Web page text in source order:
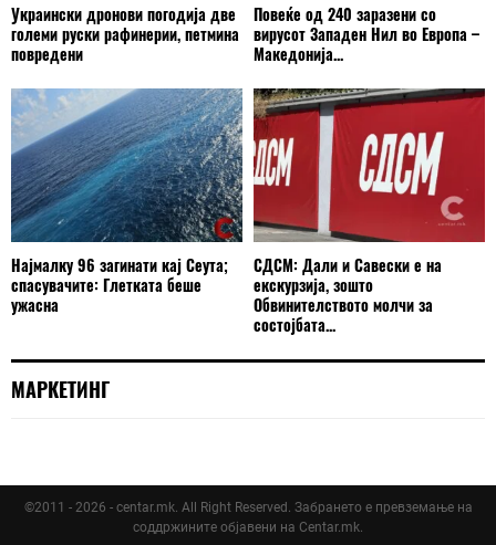
Украински дронови погодија две
големи руски рафинерии, петмина
повредени
Повеќе од 240 заразени со
вирусот Западен Нил во Европа –
Македонија...
Најмалку 96 загинати кај Сеута;
спасувачите: Глетката беше
ужасна
СДСМ: Дали и Савески е на
екскурзија, зошто
Обвинителството молчи за
состојбата...
МАРКЕТИНГ
©2011 - 2026 - centar.mk. All Right Reserved. Забрането е превземање на
соддржините објавени на Centar.mk.